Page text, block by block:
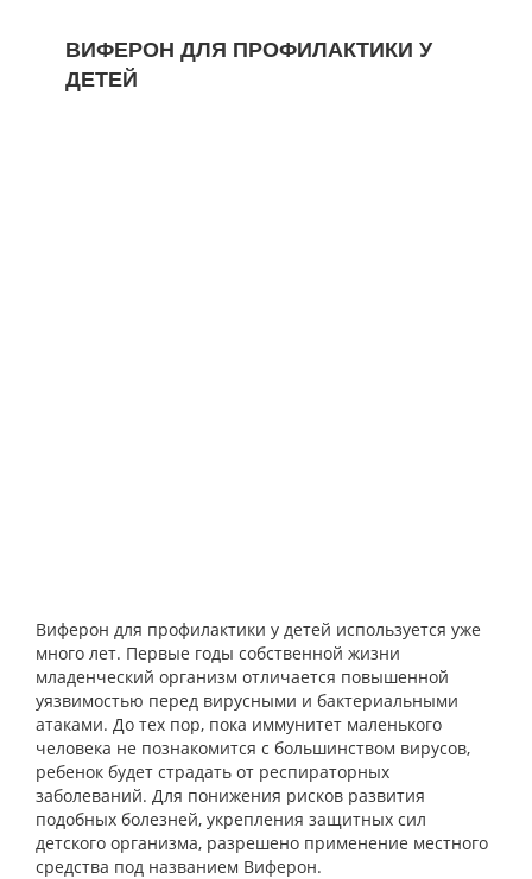
ВИФЕРОН ДЛЯ ПРОФИЛАКТИКИ У
ДЕТЕЙ
Виферон для профилактики у детей используется уже
много лет. Первые годы собственной жизни
младенческий организм отличается повышенной
уязвимостью перед вирусными и бактериальными
атаками. До тех пор, пока иммунитет маленького
человека не познакомится с большинством вирусов,
ребенок будет страдать от респираторных
заболеваний. Для понижения рисков развития
подобных болезней, укрепления защитных сил
детского организма, разрешено применение местного
средства под названием Виферон.